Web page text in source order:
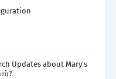
Updates about Mary's